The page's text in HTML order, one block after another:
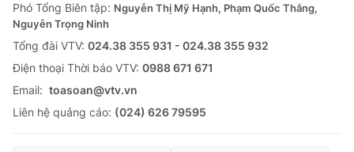
Phó Tổng Biên tập: Nguyễn Thị Mỹ Hạnh, Phạm Quốc Thắng,
Nguyễn Trọng Ninh
Tổng đài VTV: 024.38 355 931 - 024.38 355 932
Ðiện thoại Thời báo VTV: 0988 671 671
Email: toasoan@vtv.vn
Liên hệ quảng cáo: (024) 626 79595